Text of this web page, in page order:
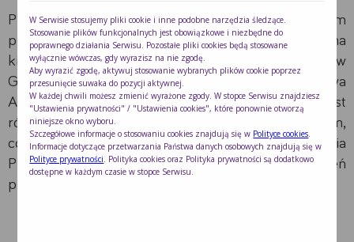
Pracuje jako pielęgniarka od 15 lat. Jest magistrem
pielęgniarstwa, ukończyła Wydział Nauk o Zdrowiu na
kierunku Pielęgniarstwo Uniwersytetu Medycznego w
Gdańsku oraz specjalizację Pielęgniarstwa
Anestezjologicznego i Intensywnej Opieki. Jest
również dyplomowanym terapeutą zajęciowym,
coachem i trenerem. Kierownik Zespołu Wsparcia
Pielęgniarskiego w Akademii Opiekunów, na co dzień
pracuje również w szpitalu.
W Serwisie stosujemy pliki cookie i inne podobne narzędzia śledzące.
Stosowanie plików funkcjonalnych jest obowiązkowe i niezbędne do
poprawnego działania Serwisu. Pozostałe pliki cookies będą stosowane
wyłącznie wówczas, gdy wyrazisz na nie zgodę.
Aby wyrazić zgodę, aktywuj stosowanie wybranych plików cookie poprzez
przesunięcie suwaka do pozycji aktywnej.
W każdej chwili możesz zmienić wyrażone zgody. W stopce Serwisu znajdziesz
"Ustawienia prywatności" / "Ustawienia cookies", które ponownie otworzą
niniejsze okno wyboru.
Szczegółowe informacje o stosowaniu cookies znajdują się w Polityce cookies
Informacje dotyczące przetwarzania Państwa danych osobowych znajdują się w
Polityce prywatności . Polityka cookies oraz Polityka prywatności są dodatkowo
dostępne w każdym czasie w stopce Serwisu.